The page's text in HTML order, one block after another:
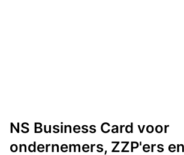
NS Business Card voor
ondernemers, ZZP'ers